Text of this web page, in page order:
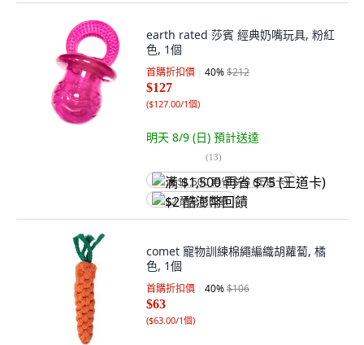
earth rated 莎賓 經典奶嘴玩具, 粉紅
色, 1個
首購折扣價 40%$212
$127
($127.00/1個)
明天 8/9 (日) 預計送達
(13)
满 $1,500 再省 $75 (王道卡)
$2 酷澎幣回饋
comet 寵物訓練棉繩編織胡蘿蔔, 橘
色, 1個
首購折扣價 40%$106
$63
($63.00/1個)